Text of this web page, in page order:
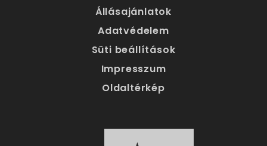
Állásajánlatok
Adatvédelem
Süti beállítások
Impresszum
Oldaltérkép